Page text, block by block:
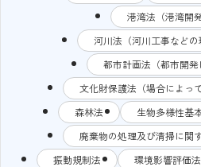
港湾法（港湾開
河川法（河川工事などの
都市計画法（都市開発
文化財保護法（場合によっ
森林法
生物多様性基
廃棄物の処理及び清掃に関
振動規制法
環境影響評価